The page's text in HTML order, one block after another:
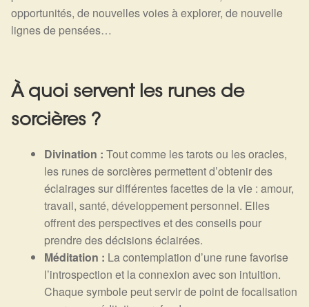
opportunités, de nouvelles voies à explorer, de nouvelle
lignes de pensées…
À quoi servent les runes de
sorcières ?
Divination : Tout comme les tarots ou les oracles,
les runes de sorcières permettent d’obtenir des
éclairages sur différentes facettes de la vie : amour,
travail, santé, développement personnel. Elles
offrent des perspectives et des conseils pour
prendre des décisions éclairées.
Méditation : La contemplation d’une rune favorise
l’introspection et la connexion avec son intuition.
Chaque symbole peut servir de point de focalisation